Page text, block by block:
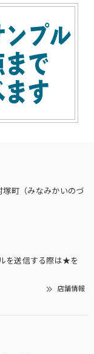
塚町（みなみかいのづ
送信する際は★を
店舗情報